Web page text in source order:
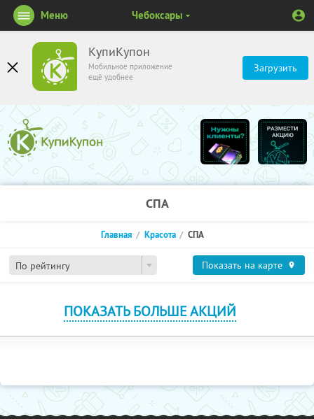
КупиКупон
Мобильное приложение
ещё удобнее
Загрузить
Меню Чебоксары
СПА
По рейтингу
Главная Красота СПА
Показать на карте
ПОКАЗАТЬ БОЛЬШЕ АКЦИЙ